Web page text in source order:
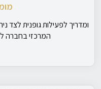
ומדריך לפעילות גופנית לצד
המרכזי בחברה